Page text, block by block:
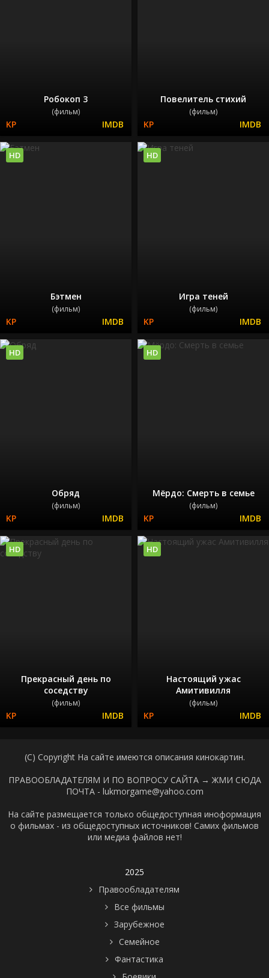
Робокоп 3
(фильм)
Повелитель стихий
(фильм)
Бэтмен
(фильм)
HD
Игра теней
(фильм)
HD
Обряд
(фильм)
HD
Мёрдо: Смерть в семье
(фильм)
HD
Прекрасный день по
соседству
(фильм)
HD
Настоящий ужас
Амитивилля
(фильм)
HD
(C) Copyright На сайте имеются описания кинокартин.
ПРАВООБЛАДАТЕЛЯМ И ПО ВОПРОСУ САЙТА → ЖМИ СЮДА
ПОЧТА - lukmorgame@yahoo.com
На сайте размещается только общедоступная иноформация
о фильмах - из общедоступных источников! Самих фильмов
или медиа файлов нет!
2025
Правообладателям
Все фильмы
Зарубежное
Семейное
Фантастика